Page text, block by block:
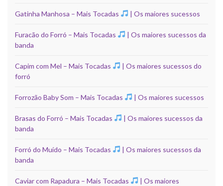
Gatinha Manhosa – Mais Tocadas | Os maiores sucessos
Furacão do Forró – Mais Tocadas
| Os maiores sucessos da
banda
Capim com Mel – Mais Tocadas
| Os maiores sucessos do
forró
Forrozão Baby Som – Mais Tocadas | Os maiores sucessos
Brasas do Forró – Mais Tocadas
| Os maiores sucessos da
banda
Forró do Muído – Mais Tocadas
| Os maiores sucessos da
banda
Caviar com Rapadura – Mais Tocadas
| Os maiores